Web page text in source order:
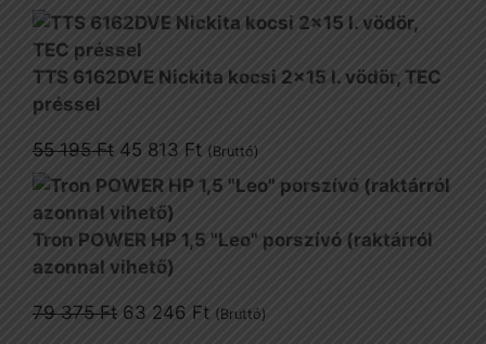
price
was:
1
price
TTS 6162DVE Nickita kocsi 2x15 l. vödör, TEC
préssel
55 195Ft Original
price
was:
55
195 Ft.
45 813 FtCurrent
price
is:
45
(Bruttó)
Tron POWER HP 1,5 "Leo" porszívó (raktárról
azonnal vihető)
79 375Ft Original
63 246 FtCurrent
(Bruttó)